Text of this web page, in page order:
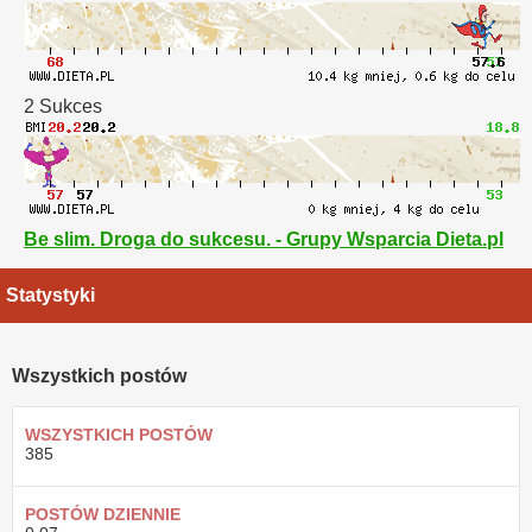
2 Sukces
Be slim. Droga do sukcesu. - Grupy Wsparcia Dieta.pl
Statystyki
Wszystkich postów
WSZYSTKICH POSTÓW
385
POSTÓW DZIENNIE